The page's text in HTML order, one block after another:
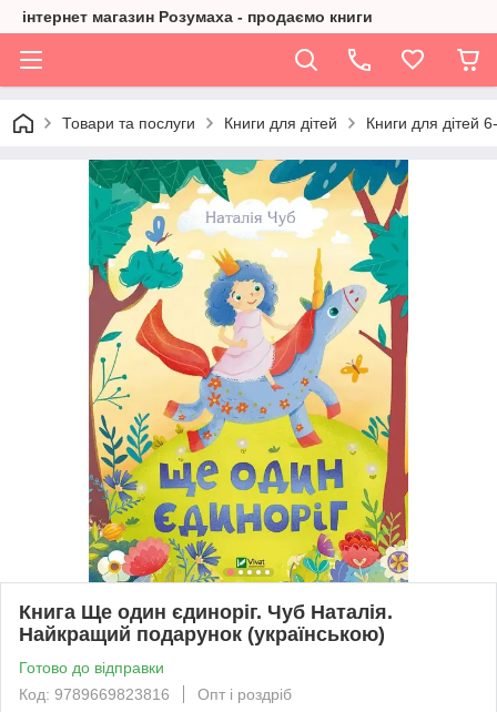
інтернет магазин Розумаха - продаємо книги
Товари та послуги Книги для дітей Книги для дітей
Книга Ще один єдиноріг. Чуб Наталія.
Найкращий подарунок (українською)
Готово до відправки
Код: 9789669823816
Опт і роздріб